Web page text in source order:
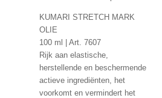
KUMARI STRETCH MARK
OLIE
100 ml | Art. 7607
Rijk aan elastische,
herstellende en beschermende
actieve ingrediënten, het
voorkomt en vermindert het